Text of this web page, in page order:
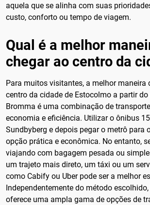
aquela que se alinha com suas
custo, conforto ou tempo de viagem.
Qual é a melhor
chegar ao centro da
Para muitos visitantes, a melhor maneira
centro da cidade de Estocolmo a partir
Bromma é uma combinação de
economia e eficiência. Utilizar o ônibus
Sundbyberg e depois pegar o metrô para
opção prática e econômica. No entanto,
viajando com bagagem pesada ou
um trajeto mais direto, um táxi ou um
como Cabify ou Uber pode ser a melhor
Independentemente do método
oferece uma ampla gama de opções de